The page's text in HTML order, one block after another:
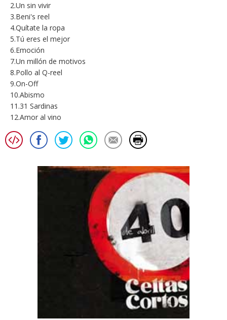
2.Un sin vivir
3.Beni's reel
4.Quítate la ropa
5.Tú eres el mejor
6.Emoción
7.Un millón de motivos
8.Pollo al Q-reel
9.On-Off
10.Abismo
11.31 Sardinas
12.Amor al vino